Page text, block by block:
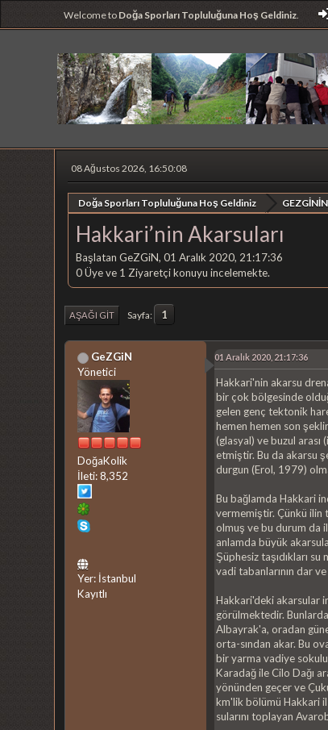
Welcome to Doğa Sporları Topluluğuna Hoş Geldiniz.
08 Ağustos 2026, 16:50:08
Doğa Sporları Topluluğuna Hoş Geldiniz
Hakkari’nin Akarsuları
Başlatan GeZGiN, 01 Aralık 2020, 21:17:36
0 Üye ve 1 Ziyaretçi konuyu incelemekte.
AŞAĞI GIT Sayfa 1
GeZGiN
Yönetici
DoğaKolik
İleti: 8,352
Yer: İstanbul
Kayıtlı
01 Aralık 2020, 21:17:36
Hakkari'nin akarsu
bir çok bölgesinde
gelen genç tektonik
hemen hemen son
(glasyal) ve buzul
etmiştir. Bu da akarsu
durgun (Erol, 1979)
Bu bağlamda Hakkari
vermemiştir. Çünkü ilin
olmuş ve bu durum da
anlamda büyük
Şüphesiz taşıdıkları
vadi tabanlarının dar
Hakkari'deki akarsular
görülmektedir.
Albayrak'a, oradan
orta-sından akar. Bu
bir yarma vadiye
Karadağ ile Cilo Dağı
yönünden geçer ve
km'lik bölümü Hakkari
sularını toplayan